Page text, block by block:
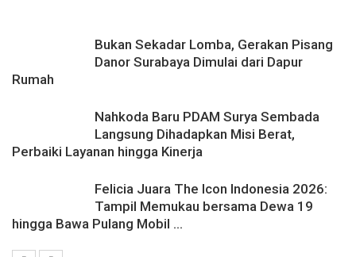
Bukan Sekadar Lomba, Gerakan Pisang
Danor Surabaya Dimulai dari Dapur
Rumah
Nahkoda Baru PDAM Surya Sembada
Langsung Dihadapkan Misi Berat,
Perbaiki Layanan hingga Kinerja
Felicia Juara The Icon Indonesia 2026:
Tampil Memukau bersama Dewa 19
hingga Bawa Pulang Mobil ...